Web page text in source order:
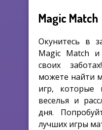
Magic Match
Окунитесь в
Magic Match и
своих
можете найти
игр, которые
веселья и
дня.
лучших игры